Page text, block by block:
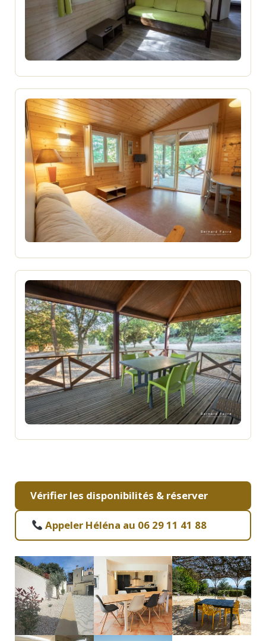
Vérifier les disponibilités & réserver
Appeler Héléna au 06 29 11 41 88